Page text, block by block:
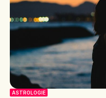
ASTROLOGIE